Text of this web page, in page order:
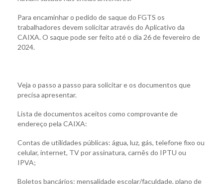
Para encaminhar o pedido de saque do FGTS os
trabalhadores devem solicitar através do Aplicativo da
CAIXA. O saque pode ser feito até o dia 26 de fevereiro de
2024.
Veja o passo a passo para solicitar e os documentos que
precisa apresentar.
Lista de documentos aceitos como comprovante de
endereço pela CAIXA:
Contas de utilidades públicas: água, luz, gás, telefone fixo ou
celular, internet, TV por assinatura, carnês do IPTU ou
IPVA;
Boletos bancários: mensalidade escolar/faculdade, plano de